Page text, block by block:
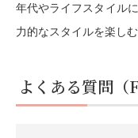
年代やライフスタイル
力的なスタイルを楽し
よくある質問（